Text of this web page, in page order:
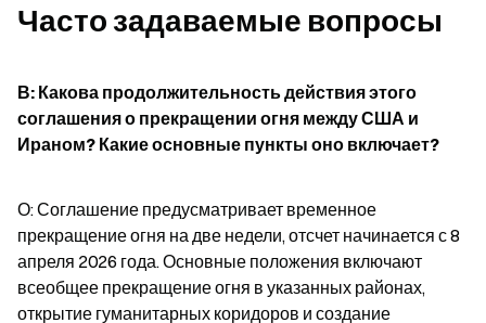
Часто задаваемые вопросы
В: Какова продолжительность действия этого
соглашения о прекращении огня между США и
Ираном? Какие основные пункты оно включает?
О: Соглашение предусматривает временное
прекращение огня на две недели, отсчет начинается с 8
апреля 2026 года. Основные положения включают
всеобщее прекращение огня в указанных районах,
открытие гуманитарных коридоров и создание